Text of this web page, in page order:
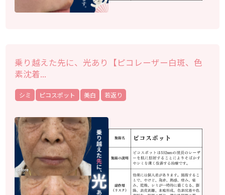
乗り越えた先に、光あり【ピコレーザー白斑、色
素沈着...
シミ ピコスポット 美白 若返り